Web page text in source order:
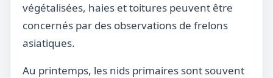
végétalisées, haies et toitures peuvent être
concernés par des observations de frelons
asiatiques.
Au printemps, les nids primaires sont souvent